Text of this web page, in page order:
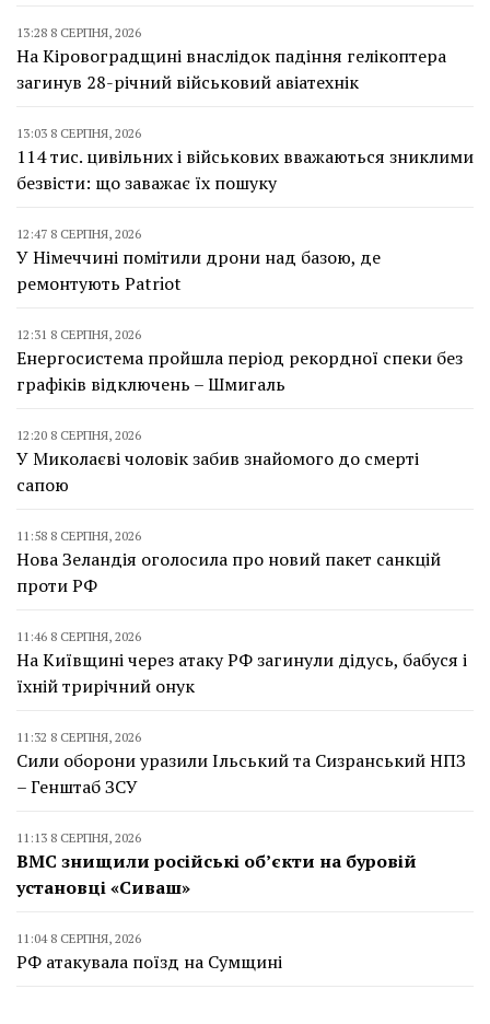
13:28 8 СЕРПНЯ, 2026
На Кіровоградщині внаслідок падіння гелікоптера
загинув 28-річний військовий авіатехнік
13:03 8 СЕРПНЯ, 2026
114 тис. цивільних і військових вважаються зниклими
безвісти: що заважає їх пошуку
12:47 8 СЕРПНЯ, 2026
У Німеччині помітили дрони над базою, де
ремонтують Patriot
12:31 8 СЕРПНЯ, 2026
Енергосистема пройшла період рекордної спеки без
графіків відключень – Шмигаль
12:20 8 СЕРПНЯ, 2026
У Миколаєві чоловік забив знайомого до смерті
сапою
11:58 8 СЕРПНЯ, 2026
Нова Зеландія оголосила про новий пакет санкцій
проти РФ
11:46 8 СЕРПНЯ, 2026
На Київщині через атаку РФ загинули дідусь, бабуся і
їхній трирічний онук
11:32 8 СЕРПНЯ, 2026
Сили оборони уразили Ільський та Сизранський НПЗ
– Генштаб ЗСУ
11:13 8 СЕРПНЯ, 2026
ВМС знищили російські об’єкти на буровій
установці «Сиваш»
11:04 8 СЕРПНЯ, 2026
РФ атакувала поїзд на Сумщині